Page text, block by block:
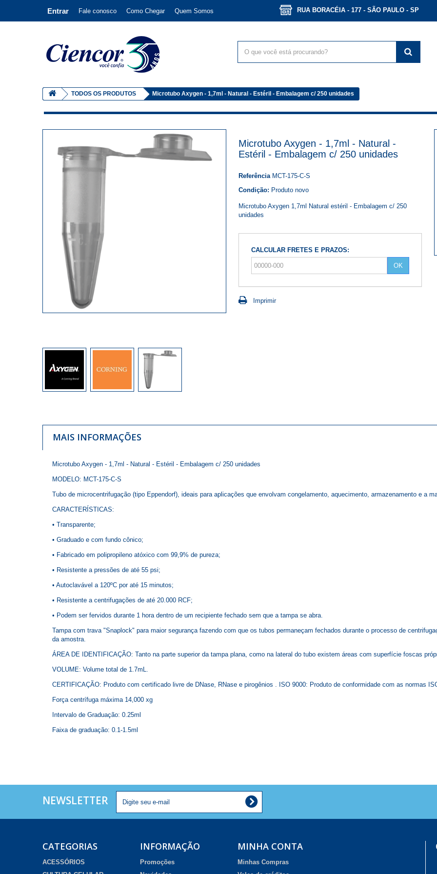
Entrar Fale conosco Como Chegar Quem Somos RUA BORACÉIA - 177 - SÃO PAULO - SP
TODOS OS PRODUTOS Microtubo Axygen - 1,7ml - Natural - Estéril - Embalagem c/ 250 unidades
Microtubo Axygen - 1,7ml - Natural -
Estéril - Embalagem c/ 250 unidades
Referência MCT-175-C-S
Condição: Produto novo
Microtubo Axygen 1,7ml Natural estéril - Embalagem c/ 250
unidades
CALCULAR FRETES E PRAZOS:
OK
Imprimir
MAIS INFORMAÇÕES
Microtubo Axygen - 1,7ml - Natural - Estéril - Embalagem c/ 250 unidades
MODELO: MCT-175-C-S
Tubo de microcentrifugação (tipo Eppendorf), ideais para aplicações que envolvam congelamento, aquecimento, armazenamento e a
CARACTERÍSTICAS:
• Transparente;
• Graduado e com fundo cônico;
• Fabricado em polipropileno atóxico com 99,9% de pureza;
• Resistente a pressões de até 55 psi;
• Autoclavável a 120ºC por até 15 minutos;
• Resistente a centrifugações de até 20.000 RCF;
• Podem ser fervidos durante 1 hora dentro de um recipiente fechado sem que a tampa se abra.
Tampa com trava "Snaplock" para maior segurança fazendo com que os tubos permaneçam fechados durante o processo de
da amostra.
ÁREA DE IDENTIFICAÇÃO: Tanto na parte superior da tampa plana, como na lateral do tubo existem áreas com superfície foscas
VOLUME: Volume total de 1.7mL.
CERTIFICAÇÃO: Produto com certificado livre de DNase, RNase e pirogênios . ISO 9000: Produto de conformidade com as normas
Força centrífuga máxima 14,000 xg
Intervalo de Graduação: 0.25ml
Faixa de graduação: 0.1-1.5ml
NEWSLETTER
CATEGORIAS
ACESSÓRIOS
INFORMAÇÃO
Promoções
MINHA CONTA
Minhas Compras